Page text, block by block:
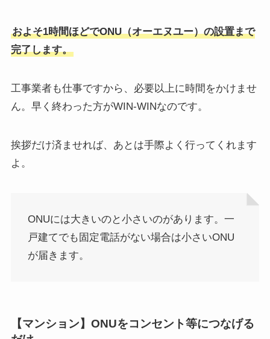
およそ1時間ほどでONU（オーエヌユー）の設置まで
完了します。
工事業者も仕事ですから、必要以上に時間をかけませ
ん。早く終わった方がWIN-WINなのです。
挨拶だけ済ませれば、あとは手際よく行ってくれます
よ。
ONUには大きいのと小さいのがあります。一
戸建てでも固定電話がない場合は小さいONU
が届きます。
【マンション】ONUをコンセント等につなげる